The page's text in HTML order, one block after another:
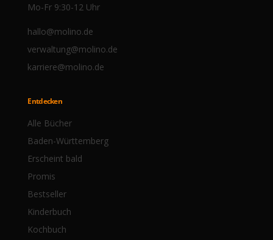
Mo-Fr 9:30-12 Uhr
hallo@molino.de
verwaltung@molino.de
karriere@molino.de
Entdecken
Alle Bücher
Erscheint bald
Bestseller
Baden-Württemberg
Promis
Kinderbuch
Kochbuch